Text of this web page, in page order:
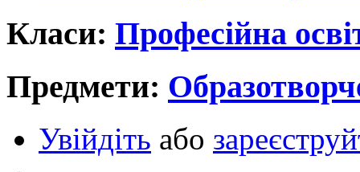
Класи: Професійна
Предмети:
Увійдіть або